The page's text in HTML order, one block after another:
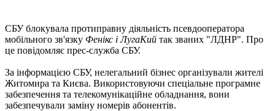
СБУ блокувала протиправну діяльність псевдооператора
мобільного зв'язку Фенікс і ЛугаКий так званих "ЛДНР". Про
це повідомляє прес-служба СБУ.
За інформацією СБУ, нелегальний бізнес організували жителі
Житомира та Києва. Використовуючи спеціальне програмне
забезпечення та телекомунікаційне обладнання, вони
забезпечували заміну номерів абонентів.